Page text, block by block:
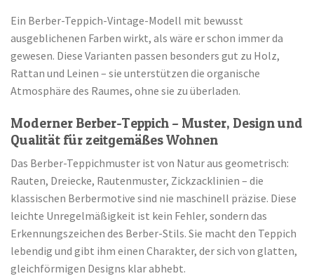
Ein Berber-Teppich-Vintage-Modell mit bewusst
ausgeblichenen Farben wirkt, als wäre er schon immer da
gewesen. Diese Varianten passen besonders gut zu Holz,
Rattan und Leinen – sie unterstützen die organische
Atmosphäre des Raumes, ohne sie zu überladen.
Moderner Berber-Teppich – Muster, Design und
Qualität für zeitgemäßes Wohnen
Das Berber-Teppichmuster ist von Natur aus geometrisch:
Rauten, Dreiecke, Rautenmuster, Zickzacklinien – die
klassischen Berbermotive sind nie maschinell präzise. Diese
leichte Unregelmäßigkeit ist kein Fehler, sondern das
Erkennungszeichen des Berber-Stils. Sie macht den Teppich
lebendig und gibt ihm einen Charakter, der sich von glatten,
gleichförmigen Designs klar abhebt.